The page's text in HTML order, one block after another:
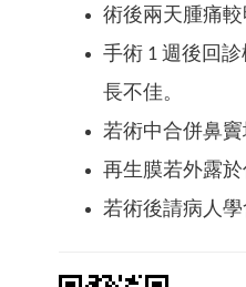
術後兩天腫痛較
手術 1 週後回
長不佳。
若術中合併鼻
再生膜若外露
若術後請病人